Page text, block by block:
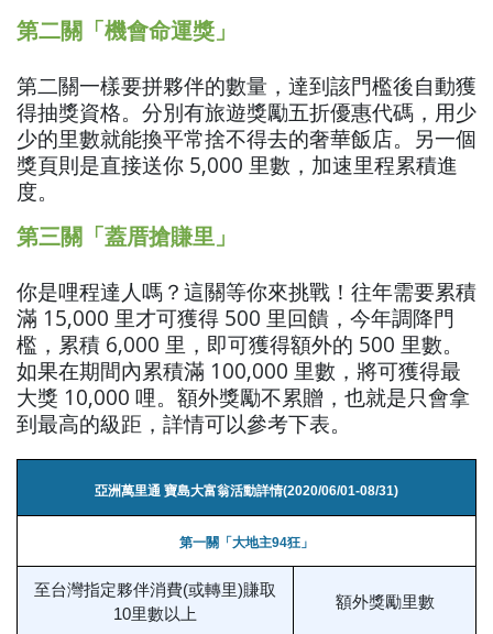
第二關「機會命運獎」
第二關一樣要拼夥伴的數量，達到該門檻後自動獲
得抽獎資格。分別有旅遊獎勵五折優惠代碼，用少
少的里數就能換平常捨不得去的奢華飯店。另一個
獎頁則是直接送你 5,000 里數，加速里程累積進
度。
第三關「蓋厝搶賺里」
你是哩程達人嗎？這關等你來挑戰！往年需要累積
滿 15,000 里才可獲得 500 里回饋，今年調降門
檻，累積 6,000 里，即可獲得額外的 500 里數。
如果在期間內累積滿 100,000 里數，將可獲得最
大獎 10,000 哩。額外獎勵不累贈，也就是只會拿
到最高的級距，詳情可以參考下表。
亞洲萬里通 寶島大富翁活動詳情(2020/06/01-08/31)
第一關「大地主94狂」
至台灣指定夥伴消費(或轉里)賺取
10里數以上
額外獎勵里數